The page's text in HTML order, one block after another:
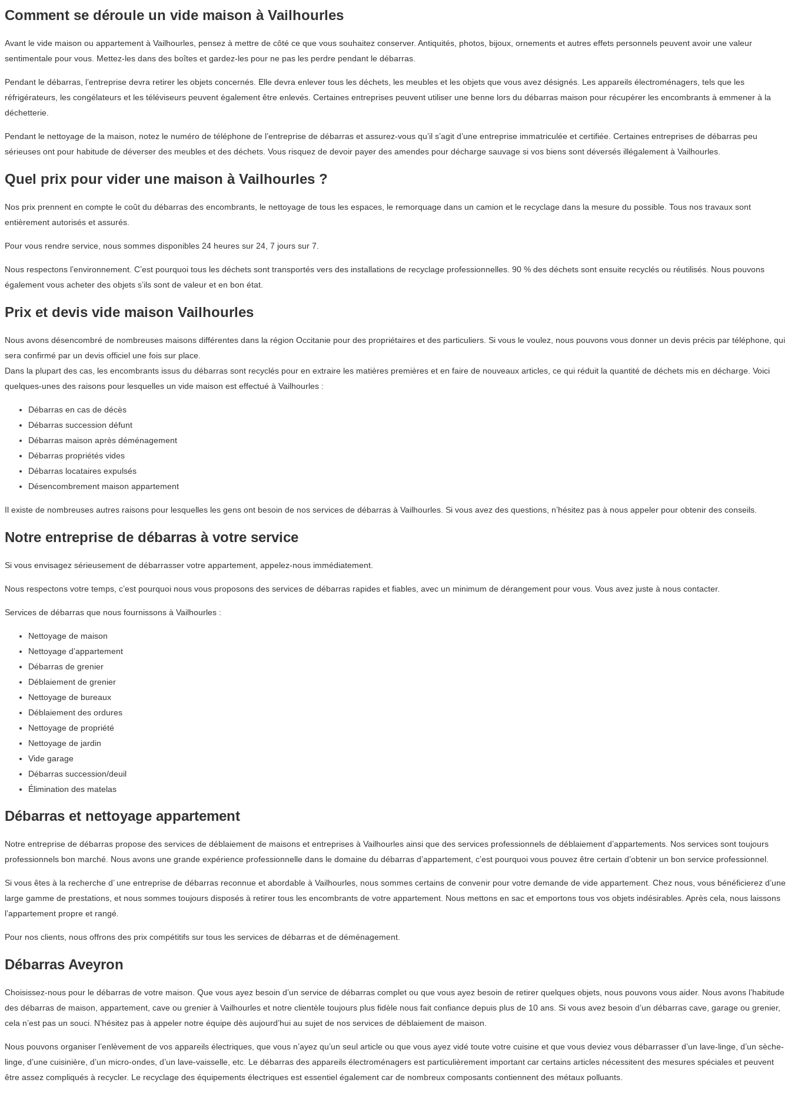
Comment se déroule un vide maison à Vailhourles
Avant le vide maison ou appartement à Vailhourles, pensez à mettre de côté ce que vous souhaitez conserver. Antiquités, photos, bijoux, ornements et autres effets personnels peuvent avoir une valeur
sentimentale pour vous. Mettez-les dans des boîtes et gardez-les pour ne pas les perdre pendant le débarras.
Pendant le débarras, l’entreprise devra retirer les objets concernés. Elle devra enlever tous les déchets, les meubles et les objets que vous avez désignés. Les appareils électroménagers, tels que les
réfrigérateurs, les congélateurs et les téléviseurs peuvent également être enlevés. Certaines entreprises peuvent utiliser une benne lors du débarras maison pour récupérer les encombrants à emmener à la
déchetterie.
Pendant le nettoyage de la maison, notez le numéro de téléphone de l’entreprise de débarras et assurez-vous qu’il s’agit d’une entreprise immatriculée et certifiée. Certaines entreprises de débarras peu
sérieuses ont pour habitude de déverser des meubles et des déchets. Vous risquez de devoir payer des amendes pour décharge sauvage si vos biens sont déversés illégalement à Vailhourles.
Quel prix pour vider une maison à Vailhourles ?
Nos prix prennent en compte le coût du débarras des encombrants, le nettoyage de tous les espaces, le remorquage dans un camion et le recyclage dans la mesure du possible. Tous nos travaux sont
entièrement autorisés et assurés.
Pour vous rendre service, nous sommes disponibles 24 heures sur 24, 7 jours sur 7.
Nous respectons l’environnement. C’est pourquoi tous les déchets sont transportés vers des installations de recyclage professionnelles. 90 % des déchets sont ensuite recyclés ou réutilisés. Nous pouvons
également vous acheter des objets s’ils sont de valeur et en bon état.
Prix et devis vide maison Vailhourles
Nous avons désencombré de nombreuses maisons différentes dans la région Occitanie pour des propriétaires et des particuliers. Si vous le voulez, nous pouvons vous donner un devis précis par téléphone, qui
sera confirmé par un devis officiel une fois sur place.
Dans la plupart des cas, les encombrants issus du débarras sont recyclés pour en extraire les matières premières et en faire de nouveaux articles, ce qui réduit la quantité de déchets mis en décharge. Voici
quelques-unes des raisons pour lesquelles un vide maison est effectué à Vailhourles :
Débarras en cas de décès
Débarras succession défunt
Débarras maison après déménagement
Débarras propriétés vides
Débarras locataires expulsés
Désencombrement maison appartement
Il existe de nombreuses autres raisons pour lesquelles les gens ont besoin de nos services de débarras à Vailhourles. Si vous avez des questions, n’hésitez pas à nous appeler pour obtenir des conseils.
Notre entreprise de débarras à votre service
Si vous envisagez sérieusement de débarrasser votre appartement, appelez-nous immédiatement.
Nous respectons votre temps, c’est pourquoi nous vous proposons des services de débarras rapides et fiables, avec un minimum de dérangement pour vous. Vous avez juste à nous contacter.
Services de débarras que nous fournissons à Vailhourles :
Nettoyage de maison
Nettoyage d’appartement
Débarras de grenier
Déblaiement de grenier
Nettoyage de bureaux
Déblaiement des ordures
Nettoyage de propriété
Nettoyage de jardin
Vide garage
Débarras succession/deuil
Élimination des matelas
Débarras et nettoyage appartement
Notre entreprise de débarras propose des services de déblaiement de maisons et entreprises à Vailhourles ainsi que des services professionnels de déblaiement d’appartements. Nos services sont toujours
professionnels bon marché. Nous avons une grande expérience professionnelle dans le domaine du débarras d’appartement, c’est pourquoi vous pouvez être certain d’obtenir un bon service professionnel.
Si vous êtes à la recherche d’ une entreprise de débarras reconnue et abordable à Vailhourles, nous sommes certains de convenir pour votre demande de vide appartement. Chez nous, vous bénéficierez d’une
large gamme de prestations, et nous sommes toujours disposés à retirer tous les encombrants de votre appartement. Nous mettons en sac et emportons tous vos objets indésirables. Après cela, nous laissons
l’appartement propre et rangé.
Pour nos clients, nous offrons des prix compétitifs sur tous les services de débarras et de déménagement.
Débarras Aveyron
Choisissez-nous pour le débarras de votre maison. Que vous ayez besoin d’un service de débarras complet ou que vous ayez besoin de retirer quelques objets, nous pouvons vous aider. Nous avons l’habitude
des débarras de maison, appartement, cave ou grenier à Vailhourles et notre clientèle toujours plus fidèle nous fait confiance depuis plus de 10 ans. Si vous avez besoin d’un débarras cave, garage ou grenier,
cela n’est pas un souci. N’hésitez pas à appeler notre équipe dès aujourd’hui au sujet de nos services de déblaiement de maison.
Nous pouvons organiser l’enlèvement de vos appareils électriques, que vous n’ayez qu’un seul article ou que vous ayez vidé toute votre cuisine et que vous deviez vous débarrasser d’un lave-linge, d’un sèche-
linge, d’une cuisinière, d’un micro-ondes, d’un lave-vaisselle, etc. Le débarras des appareils électroménagers est particulièrement important car certains articles nécessitent des mesures spéciales et peuvent
être assez compliqués à recycler. Le recyclage des équipements électriques est essentiel également car de nombreux composants contiennent des métaux polluants.